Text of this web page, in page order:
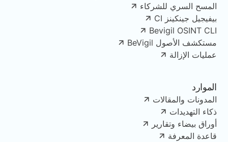
المسح السري للشركاء
بيفيجيل جينكينز CI
Bevigil OSINT CLI
مستكشف الأصول BeVigil
عمليات الإزالة
الموارد
المدونات والمقالات
ذكاء التهديدات
أوراق بيضاء وتقارير
قاعدة المعرفة